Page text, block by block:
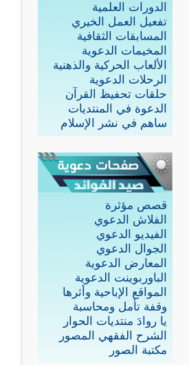
الدورات العلمية
تفعيل العمل الخيري
المسابقات الثقافية
المخيمات الدعوية
الألعاب الحركية والذهنية
الرحلات الدعوية
حلقات تحفيظ القرآن
الدعوة في المنتديات
ساهم في نشر الإسلام
قصص مؤثرة
الفلاش الدعوي
الفيديو الدعوي
الجوال الدعوي
المعارض الدعوية
الباوربوينت الدعوية
المواقع الإباحية وأثرها
وقفة تأمل ومحاسبة
يا روادَ منتديات الحوار
الشرح الفقهي المصور
مكتبة الصور